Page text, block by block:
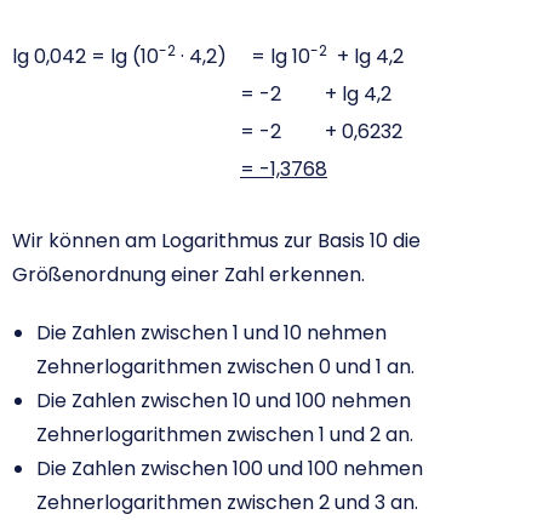
lg 0,042 = lg (10-2 · 4,2) = lg 10-2 + lg 4,2
= -2 + lg 4,2
= -2 + 0,6232
= -1,3768
Wir können am Logarithmus zur Basis 10 die
Größenordnung einer Zahl erkennen.
Die Zahlen zwischen 1 und 10 nehmen
Zehnerlogarithmen zwischen 0 und 1 an.
Die Zahlen zwischen 10 und 100 nehmen
Zehnerlogarithmen zwischen 1 und 2 an.
Die Zahlen zwischen 100 und 100 nehmen
Zehnerlogarithmen zwischen 2 und 3 an.